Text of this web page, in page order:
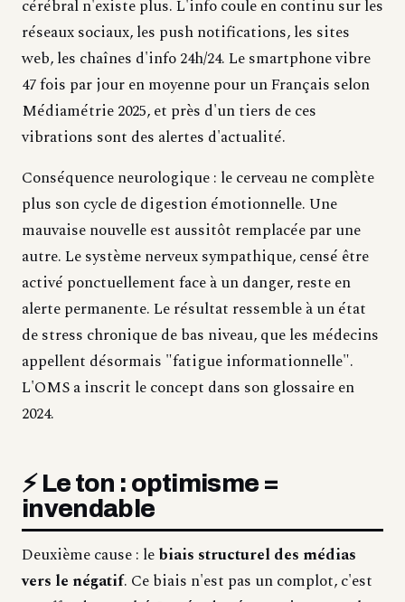
cérébral n'existe plus. L'info coule en continu sur les
réseaux sociaux, les push notifications, les sites
web, les chaînes d'info 24h/24. Le smartphone vibre
47 fois par jour en moyenne pour un Français selon
Médiamétrie 2025, et près d'un tiers de ces
vibrations sont des alertes d'actualité.
Conséquence neurologique : le cerveau ne complète
plus son cycle de digestion émotionnelle. Une
mauvaise nouvelle est aussitôt remplacée par une
autre. Le système nerveux sympathique, censé être
activé ponctuellement face à un danger, reste en
alerte permanente. Le résultat ressemble à un état
de stress chronique de bas niveau, que les médecins
appellent désormais "fatigue informationnelle".
L'OMS a inscrit le concept dans son glossaire en
2024.
⚡ Le ton : optimisme =
invendable
Deuxième cause : lebiais structurel des médias
vers le négatif. Ce biais n'est pas un complot, c'est